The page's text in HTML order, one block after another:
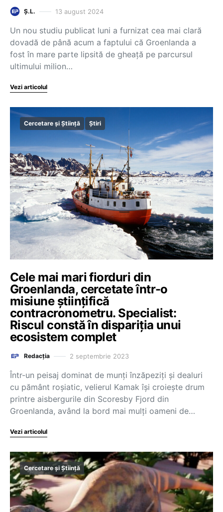
Ș.L. 13 august 2024
Un nou studiu publicat luni a furnizat cea mai clară
dovadă de până acum a faptului că Groenlanda a
fost în mare parte lipsită de gheaţă pe parcursul
ultimului milion…
Vezi articolul
Cercetare și Știință Știri
Cele mai mari fiorduri din
Groenlanda, cercetate într-o
misiune științifică
contracronometru. Specialist:
Riscul constă în dispariția unui
ecosistem complet
Redacția 2 septembrie 2023
Într-un peisaj dominat de munţi înzăpeziţi şi dealuri
cu pământ roşiatic, velierul Kamak îşi croieşte drum
printre aisbergurile din Scoresby Fjord din
Groenlanda, având la bord mai mulţi oameni de…
Vezi articolul
Cercetare și Știință